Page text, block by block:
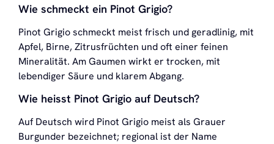
Wie schmeckt ein Pinot Grigio?
Pinot Grigio schmeckt meist frisch und geradlinig, mit
Apfel, Birne, Zitrusfrüchten und oft einer feinen
Mineralität. Am Gaumen wirkt er trocken, mit
lebendiger Säure und klarem Abgang.
Wie heisst Pinot Grigio auf Deutsch?
Auf Deutsch wird Pinot Grigio meist als Grauer
Burgunder bezeichnet; regional ist der Name